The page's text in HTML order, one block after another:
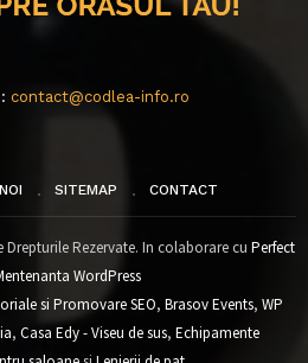
contact@codlea-info.ro
SITEMAP CONTACT
Rezervate. In colaborare cu Perfect
WordPress
si Promovare SEO, Brasov Events, WP
, Casa Edy - Viseu de sus, Echipamente